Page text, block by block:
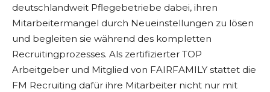
deutschlandweit Pflegebetriebe dabei, ihren
Mitarbeitermangel durch Neueinstellungen zu lösen
und begleiten sie während des kompletten
Recruitingprozesses. Als zertifizierter TOP
Arbeitgeber und Mitglied von FAIRFAMILY stattet die
FM Recruiting dafür ihre Mitarbeiter nicht nur mit